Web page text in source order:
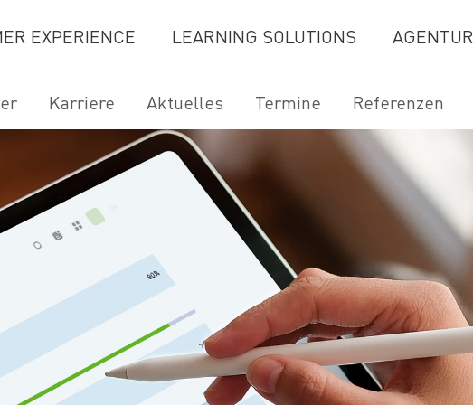
EXPERIENCE LEARNING SOLUTIONS AGENTUR
Karriere Aktuelles Termine Referenzen